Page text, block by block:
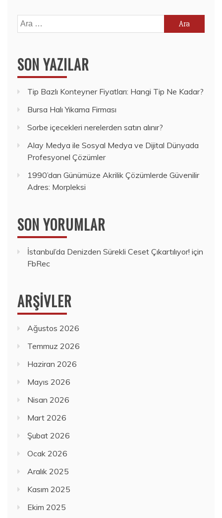
Arama:
SON YAZILAR
Tip Bazlı Konteyner Fiyatları: Hangi Tip Ne Kadar?
Bursa Halı Yıkama Firması
Sorbe içecekleri nerelerden satın alınır?
Alay Medya ile Sosyal Medya ve Dijital Dünyada
Profesyonel Çözümler
1990’dan Günümüze Akrilik Çözümlerde Güvenilir
Adres: Morpleksi
SON YORUMLAR
İstanbul’da Denizden Sürekli Ceset Çıkartılıyor! için
FbRec
ARŞIVLER
Ağustos 2026
Temmuz 2026
Haziran 2026
Mayıs 2026
Nisan 2026
Mart 2026
Şubat 2026
Ocak 2026
Aralık 2025
Kasım 2025
Ekim 2025